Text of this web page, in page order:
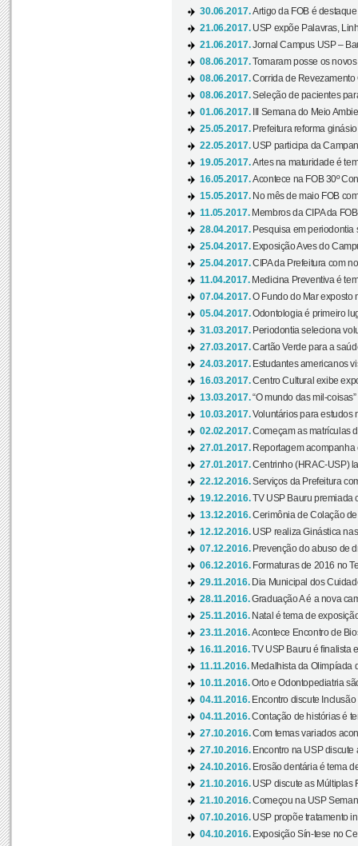
30.06.2017.Artigo da FOB é
21.06.2017. USP expõe Palavras,
21.06.2017.Jornal Campus USP –
08.06.2017.Tomaram posse os
08.06.2017.Corrida de Revezamento
08.06.2017.Seleção de pacientes
01.06.2017.
III Semana do Meio
25.05.2017. Prefeitura reforma
22.05.2017. USP participa da
19.05.2017.Artes na maturidade é
16.05.2017.Acontece na FOB 30º
15.05.2017. No mês de maio FOB
11.05.2017. Membros da CIPA da
28.04.2017. Pesquisa em periodontia
25.04.2017. Exposição Aves do
25.04.2017.CIPA da Prefeitura com
11.04.2017. Medicina Preventiva é
07.04.2017.O Fundo do Mar exposto
05.04.2017.Odontologia é primeiro
31.03.2017. Periodontia seleciona
27.03.2017.Cartão Verde para a
24.03.2017. Estudantes americanos
16.03.2017.Centro Cultural exibe
13.03.2017.“O mundo das mil-
10.03.2017.Voluntários para estudos
02.02.2017.Começam as matrículas
27.01.2017. Reportagem
27.01.2017.Centrinho (HRAC-USP)
22.12.2016.Serviços da Prefeitura
19.12.2016.TV USP Bauru premiada
13.12.2016.Cerimônia de Colação
12.12.2016. USP realiza Ginástica
07.12.2016. Prevenção do abuso de
06.12.2016. Formaturas de 2016 no
29.11.2016. Dia Municipal dos
28.11.2016.Graduação A é a nova
25.11.2016. Natal é tema de
23.11.2016.Acontece Encontro de
16.11.2016.TV USP Bauru é finalista
11.11.2016. Medalhista da Olimpíada
10.11.2016.Orto e Odontopediatria
04.11.2016. Encontro discute
04.11.2016.Contação de histórias é
27.10.2016.Com temas variados
27.10.2016. Encontro na USP discute
24.10.2016. Erosão dentária é tema
21.10.2016. USP discute as Múltiplas
21.10.2016.Começou na USP
07.10.2016. USP propõe tratamento
04.10.2016. Exposição Sín-tese no